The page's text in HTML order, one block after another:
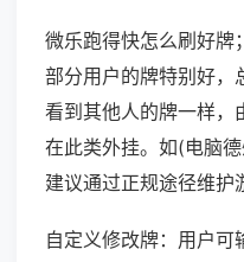
微乐跑得快怎么刷好牌
部分用户的牌特别好，
看到其他人的牌一样，
在此类外挂。如(电脑
建议通过正规途径维护
自定义修改牌：用户可